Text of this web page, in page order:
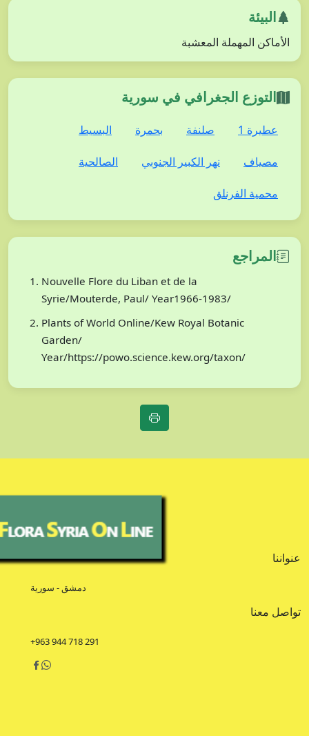
البيئة
الأماكن المهملة المعشبة
التوزع الجغرافي في سورية
عطيرة 1 صلنفة بحمرة البسيط
مصياف نهر الكبير الجنوبي الصالحية
محمية الفرنلق
المراجع
Nouvelle Flore du Liban et de la
Syrie/Mouterde, Paul/ Year1966-1983/
Plants of World Online/Kew Royal Botanic
Garden/
Year/https://powo.science.kew.org/taxon/
عنواننا
دمشق - سورية
تواصل معنا
+963 944 718 291